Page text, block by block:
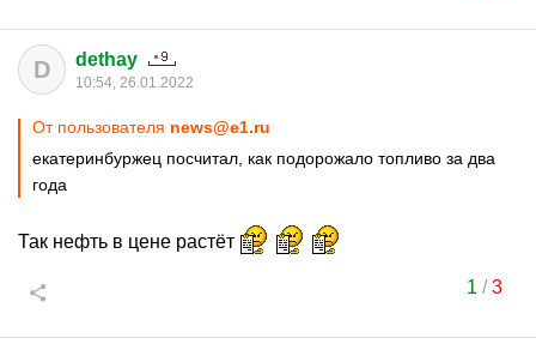
D dethay
10:54, 26.01.2022
От пользователя news@e1.ru
екатеринбуржец посчитал, как подорожало топливо за два
года
Так нефть в цене растёт
1 /3